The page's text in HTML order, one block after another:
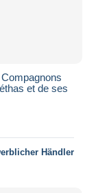
et de ses
Händler